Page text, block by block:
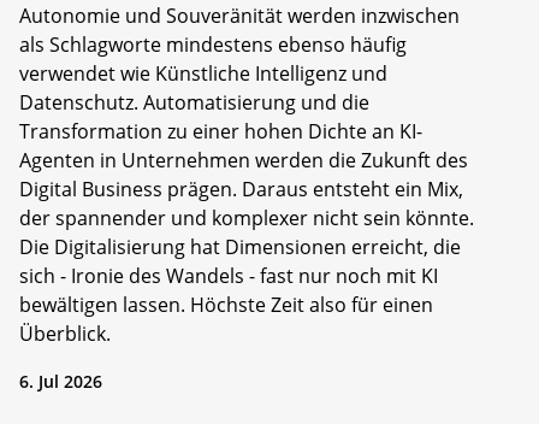
Autonomie und Souveränität werden inzwischen
als Schlagworte mindestens ebenso häufig
verwendet wie Künstliche Intelligenz und
Datenschutz. Automatisierung und die
Transformation zu einer hohen Dichte an KI-
Agenten in Unternehmen werden die Zukunft des
Digital Business prägen. Daraus entsteht ein Mix,
der spannender und komplexer nicht sein könnte.
Die Digitalisierung hat Dimensionen erreicht, die
sich - Ironie des Wandels - fast nur noch mit KI
bewältigen lassen. Höchste Zeit also für einen
Überblick.
6. Jul 2026